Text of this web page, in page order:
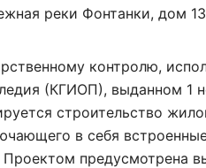
реки Фонтанки, дом
контролю,
(КГИОП), выданном 1
строительство
в себя
предусмотрена